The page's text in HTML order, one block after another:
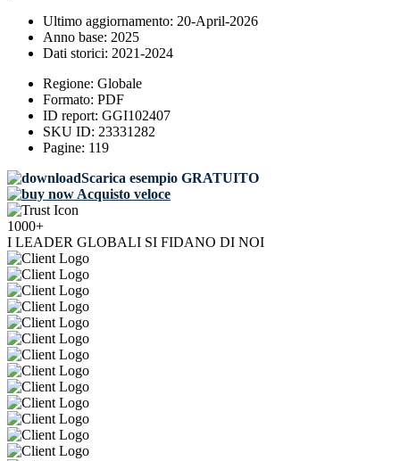
Ultimo aggiornamento: 20-April-2026
Anno base: 2025
Dati storici: 2021-2024
Regione: Globale
Formato: PDF
ID report: GGI102407
SKU ID: 23331282
Pagine: 119
Scarica esempio GRATUITO
Acquisto veloce
1000+
I LEADER GLOBALI SI FIDANO DI NOI